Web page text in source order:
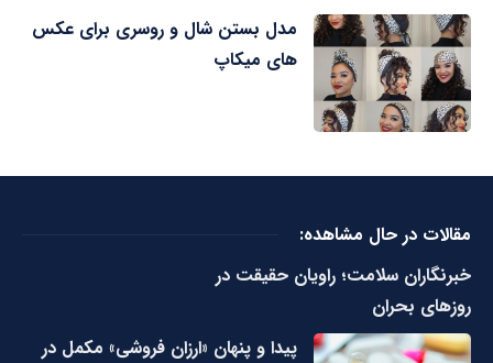
مدل بستن شال و روسری برای عکس
های میکاپ
مقالات در حال مشاهده:
خبرنگاران سلامت؛ راویان حقیقت در
روزهای بحران
پیدا و پنهان «ارزان فروشی» مکمل در